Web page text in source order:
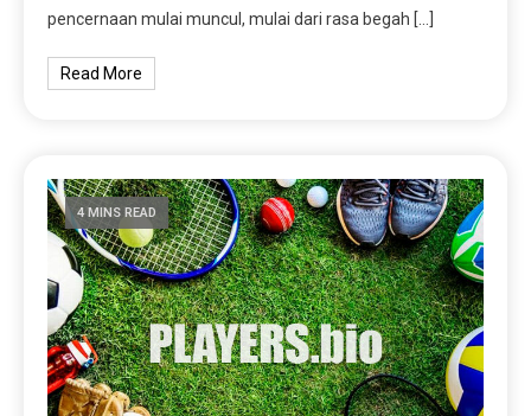
pencernaan mulai muncul, mulai dari rasa begah […]
Read More
4 MINS READ